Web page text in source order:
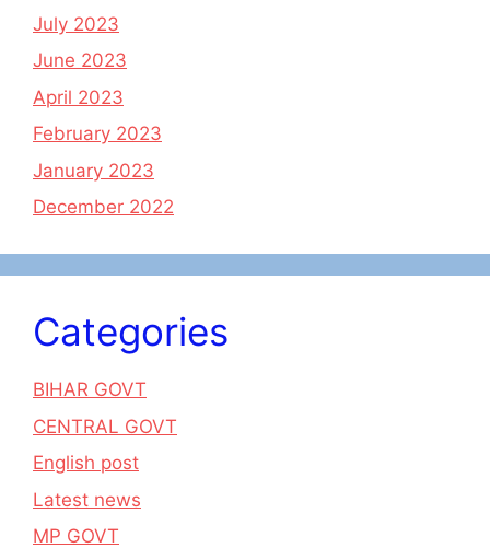
July 2023
June 2023
April 2023
February 2023
January 2023
December 2022
Categories
BIHAR GOVT
CENTRAL GOVT
English post
Latest news
MP GOVT